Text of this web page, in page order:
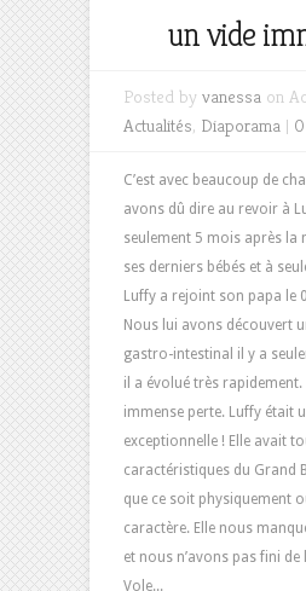
un vide
Posted by vanessa on
Actualités, Diaporama |
C’est avec beaucoup de
avons dû dire au revoir à
seulement 5 mois après la
ses derniers bébés et à
Luffy a rejoint son papa le
Nous lui avons découvert
gastro-intestinal il y a
il a évolué très rapidement.
immense perte. Luffy était
exceptionnelle ! Elle avait
caractéristiques du Grand
que ce soit physiquement
caractère. Elle nous
et nous n’avons pas fini
Vole...